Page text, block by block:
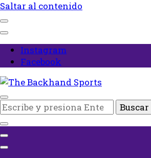
Saltar al contenido
Instagram
Facebook
The Backhand Sports
Inicio
¿Buscas
algo?